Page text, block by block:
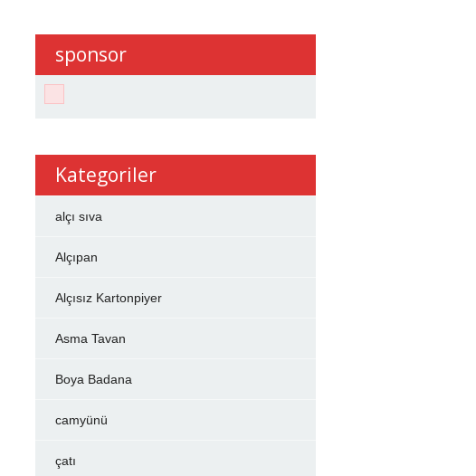
sponsor
Kategoriler
alçı sıva
Alçıpan
Alçısız Kartonpiyer
Asma Tavan
Boya Badana
camyünü
çatı